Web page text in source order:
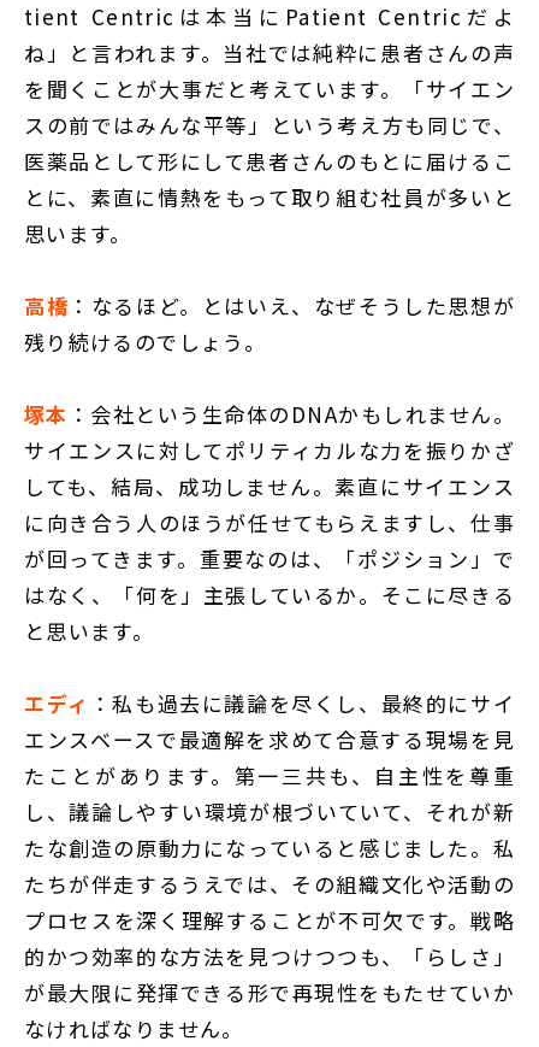
tient Centricは本当にPatient Centricだよ
ね」と言われます。当社では純粋に患者さんの声
を聞くことが大事だと考えています。「サイエン
スの前ではみんな平等」という考え方も同じで、
医薬品として形にして患者さんのもとに届けるこ
とに、素直に情熱をもって取り組む社員が多いと
思います。
高橋 ：なるほど。とはいえ、なぜそうした思想が
残り続けるのでしょう。
塚本 ：会社という生命体のDNAかもしれません。
サイエンスに対してポリティカルな力を振りかざ
しても、結局、成功しません。素直にサイエンス
に向き合う人のほうが任せてもらえますし、仕事
が回ってきます。重要なのは、「ポジション」で
はなく、「何を」主張しているか。そこに尽きる
と思います。
エディ ：私も過去に議論を尽くし、最終的にサイ
エンスベースで最適解を求めて合意する現場を見
たことがあります。第一三共も、自主性を尊重
し、議論しやすい環境が根づいていて、それが新
たな創造の原動力になっていると感じました。私
たちが伴走するうえでは、その組織文化や活動の
プロセスを深く理解することが不可欠です。戦略
的かつ効率的な方法を見つけつつも、「らしさ」
が最大限に発揮できる形で再現性をもたせていか
なければなりません。